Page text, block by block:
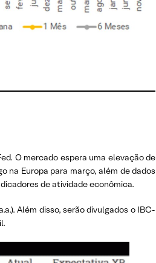
O mercado espera uma elevação de
na Europa para março, além de dados
de atividade econômica.
Além disso, serão divulgados o IBC-